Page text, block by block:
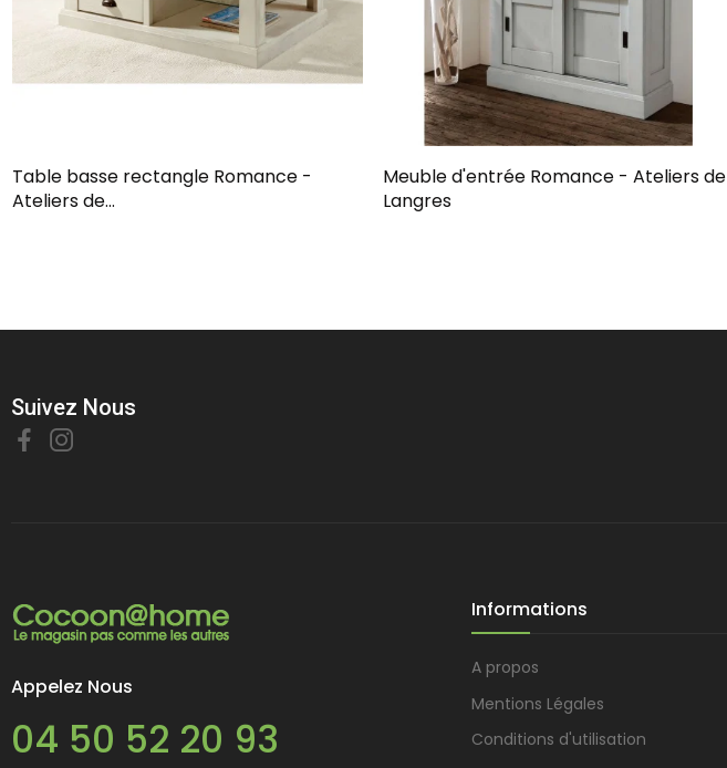
Table basse rectangle Romance -
Ateliers de...
Meuble d'entrée Romance - Ateliers de
Langres
Suivez Nous
Appelez Nous
04 50 52 20 93
Informations
A propos
Mentions Légales
Conditions d'utilisation